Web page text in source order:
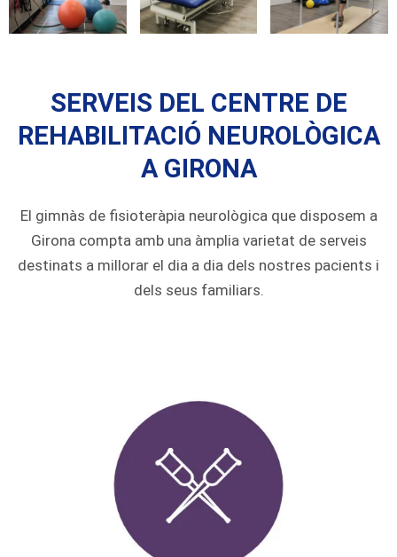
SERVEIS DEL CENTRE DE
REHABILITACIÓ NEUROLÒGICA
A GIRONA
El gimnàs de fisioteràpia neurològica que disposem a
Girona compta amb una àmplia varietat de serveis
destinats a millorar el dia a dia dels nostres pacients i
dels seus familiars.